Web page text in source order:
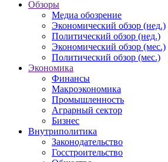
Обзоры
Медиа обозрение
Экономический обзор (нед.)
Политический обзор (нед.)
Экономический обзор (мес.)
Политический обзор (мес.)
Экономика
Финансы
Макроэкономика
Промышленность
Аграрный сектор
Бизнес
Внутриполитика
Законодательство
Госстроительство